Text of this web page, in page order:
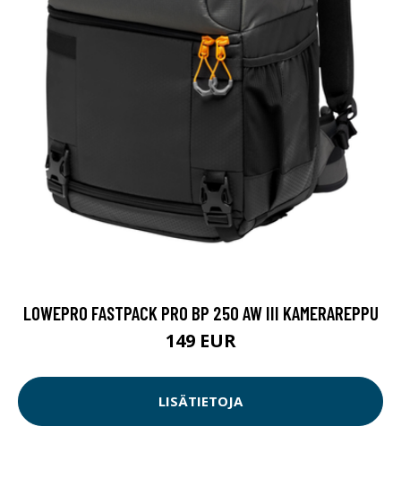
LOWEPRO FASTPACK PRO BP 250 AW III KAMERAREPPU
149 EUR
LISÄTIETOJA